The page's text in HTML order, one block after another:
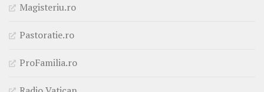
Magisteriu.ro
Pastoratie.ro
ProFamilia.ro